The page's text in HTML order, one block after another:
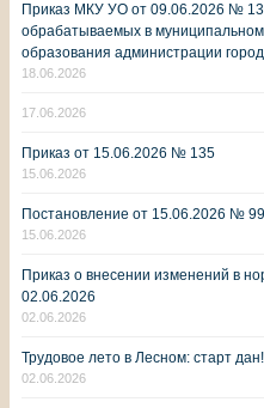
Приказ МКУ УО от 09.06.2026 №
обрабатываемых в
образования администрации
18.06.2026
17.06.2026
Приказ от 15.06.2026 № 135
15.06.2026
Постановление от 15.06.2026 №
15.06.2026
Приказ о внесении изменений в
02.06.2026
02.06.2026
Трудовое лето в Лесном: старт дан!
02.06.2026